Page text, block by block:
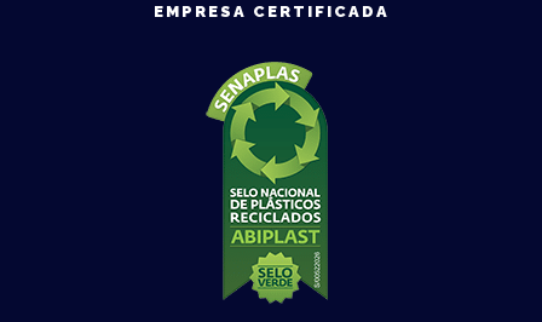
EMPRESA CERTIFICADA